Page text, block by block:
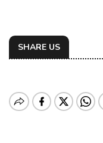
SHARE US